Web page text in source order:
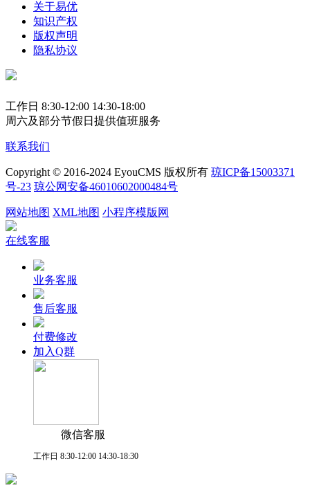
关于易优
知识产权
版权声明
隐私协议
工作日 8:30-12:00 14:30-18:00
周六及部分节假日提供值班服务
联系我们
Copyright © 2016-2024 EyouCMS 版权所有 琼ICP备15003371
号-23 琼公网安备46010602000484号
网站地图 XML地图 小程序模版网
在线客服
业务客服
售后客服
付费修改
加入Q群
微信客服
工作日 8:30-12:00 14:30-18:30